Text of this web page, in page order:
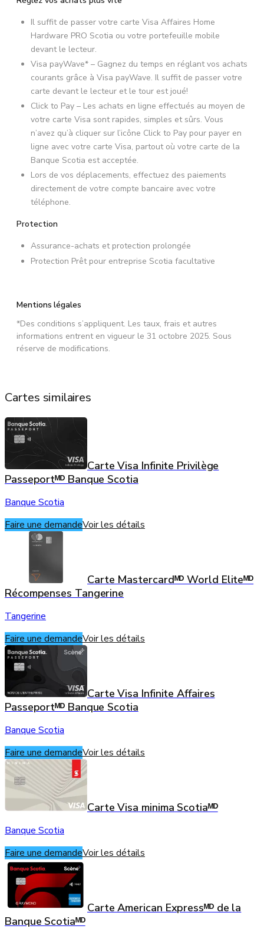
Il suffit de passer votre carte Visa Affaires Home
Hardware PRO Scotia ou votre portefeuille mobile
devant le lecteur.
Visa payWave* – Gagnez du temps en réglant vos achats
courants grâce à Visa payWave. Il suffit de passer votre
carte devant le lecteur et le tour est joué!
Click to Pay – Les achats en ligne effectués au moyen de
votre carte Visa sont rapides, simples et sûrs. Vous
n’avez qu’à cliquer sur l’icône Click to Pay pour payer en
ligne avec votre carte Visa, partout où votre carte de la
Banque Scotia est acceptée.
Lors de vos déplacements, effectuez des paiements
directement de votre compte bancaire avec votre
téléphone.
Protection
Assurance-achats et protection prolongée
Protection Prêt pour entreprise Scotia facultative
Mentions légales
*Des conditions s’appliquent. Les taux, frais et autres
informations entrent en vigueur le 31 octobre 2025. Sous
réserve de modifications.
Cartes similaires
Carte Visa Infinite Privilège
Passeportᴹᴰ Banque Scotia
Banque Scotia
Faire une demandeVoir les détails
Carte Mastercardᴹᴰ World Eliteᴹᴰ
Récompenses Tangerine
Tangerine
Faire une demandeVoir les détails
Carte Visa Infinite Affaires
Passeportᴹᴰ Banque Scotia
Banque Scotia
Faire une demandeVoir les détails
Carte Visa minima Scotiaᴹᴰ
Banque Scotia
Faire une demandeVoir les détails
Carte American Expressᴹᴰ de la
Banque Scotiaᴹᴰ